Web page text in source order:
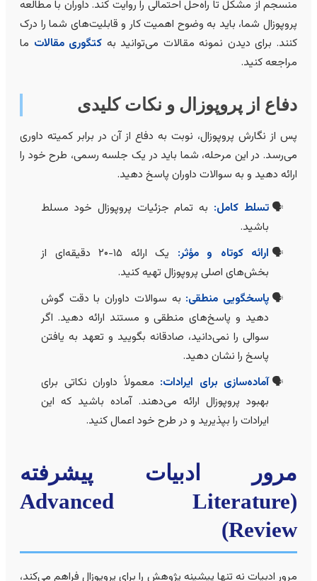
از مشکل تا راه‌حل احتمالی را روایت کند. داوران با مطالعه
شما، باید به وضوح اهمیت کار و قابلیت‌های شما را درک
برای دیدن نمونه مقالات می‌توانید بهکتگوری مقالاتما
کنید.
از پروپوزال و نکات کلیدی
از نگارش پروپوزال، نوبت به دفاع از آن در برابر کمیته داوری
در این مرحله، شما باید در یک جلسه رسمی، طرح خود را
دهید و به سوالات داوران پاسخ دهید.
تسلط کامل:به تمام جزئیات پروپوزال خود مسلط
باشید.
ارائه کوتاه و مؤثر:
یک ارائه ۱۵-۲۰ دقیقه‌ای از
بخش‌های اصلی پروپوزال تهیه کنید.
پاسخگویی منطقی:به سوالات داوران با دقت گوش
دهید و پاسخ‌های منطقی و مستند ارائه دهید. اگر
سوالی را نمی‌دانید، صادقانه بگویید و تعهد به یافتن
پاسخ را نشان دهید.
آماده‌سازی برای ایرادات:معمولاً داوران نکاتی برای
بهبود پروپوزال ارائه می‌دهند. آماده باشید که این
ایرادات را بپذیرید و در طرح خود اعمال کنید.
ادبیات پیشرفته
(Advanced Literature
ادبیات نه تنها پیشینه پژوهش را برای پروپوزال فراهم می‌کند،